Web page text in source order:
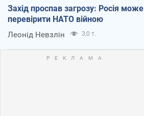
Захід проспав загрозу: Росія може
перевірити НАТО війною
Леонід Невзлін 3,0 т.